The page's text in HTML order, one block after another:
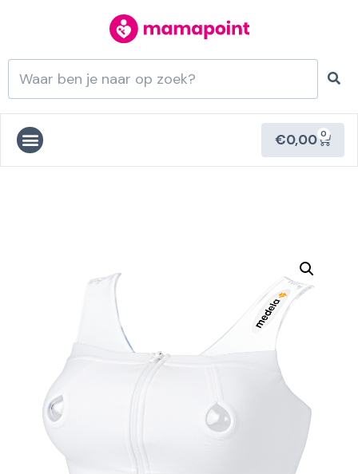
€0,00 0